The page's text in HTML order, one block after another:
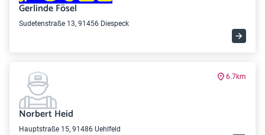
Gerlinde Fösel
Sudetenstraße 13, 91456 Diespeck
6.7km
Norbert Heid
Hauptstraße 15, 91486 Uehlfeld